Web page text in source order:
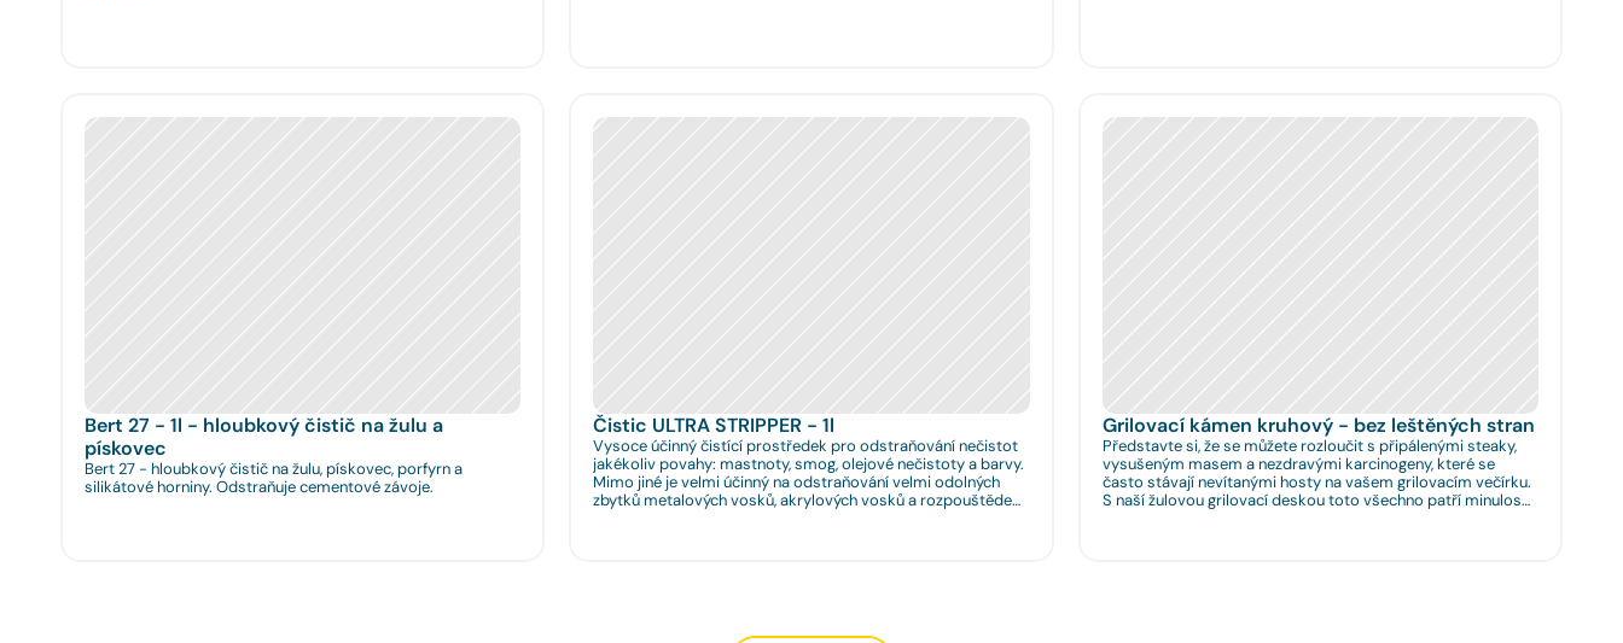
Bert 27 - 1l - hloubkový čistič na žulu a
pískovec
Bert 27 - hloubkový čistič na žulu, pískovec, porfyrn a
silikátové horniny. Odstraňuje cementové závoje.
Čistic ULTRA STRIPPER - 1l
Vysoce účinný čistící prostředek pro odstraňování nečistot
jakékoliv povahy: mastnoty, smog, olejové nečistoty a barvy.
Mimo jiné je velmi účinný na odstraňování velmi odolných
zbytků metalových vosků, akrylových vosků a rozpouštědel
Grilovací kámen kruhový - bez leštěných stran
Představte si, že se můžete rozloučit s připálenými steaky,
vysušeným masem a nezdravými karcinogeny, které se
často stávají nevítanými hosty na vašem grilovacím večírku.
S naší žulovou grilovací deskou toto všechno patří minulosti.